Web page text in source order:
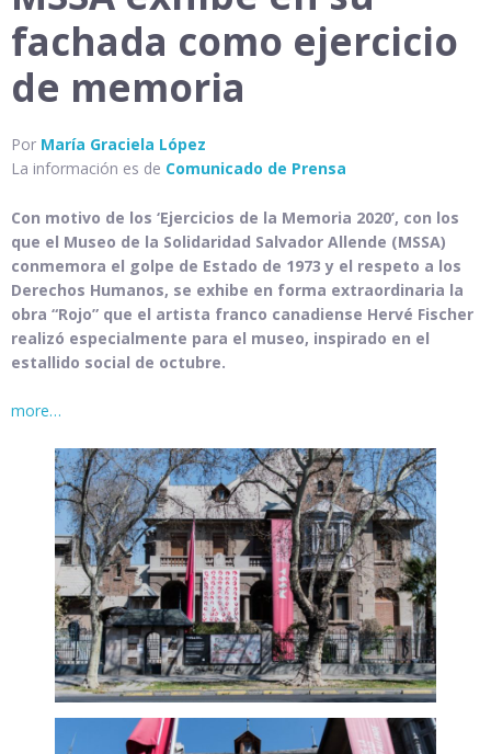
fachada como ejercicio
de memoria
Por María Graciela López
La información es de Comunicado de Prensa
Con motivo de los ‘Ejercicios de la Memoria 2020’, con los
que el Museo de la Solidaridad Salvador Allende (MSSA)
conmemora el golpe de Estado de 1973 y el respeto a los
Derechos Humanos, se exhibe en forma extraordinaria la
obra “Rojo” que el artista franco canadiense Hervé Fischer
realizó especialmente para el museo, inspirado en el
estallido social de octubre.
more…